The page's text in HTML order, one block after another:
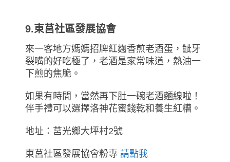
9.東莒社區發展協會
來一客地方媽媽招牌紅麴香煎老酒蛋，齜牙
裂嘴的好吃極了，老酒是家常味道，熱油一
下煎的焦脆。
如果有時間，當然再下肚一碗老酒麵線啦！
伴手禮可以選擇洛神花蜜餞乾和養生紅糟。
地址：莒光鄉大坪村2號
東莒社區發展協會粉專 請點我